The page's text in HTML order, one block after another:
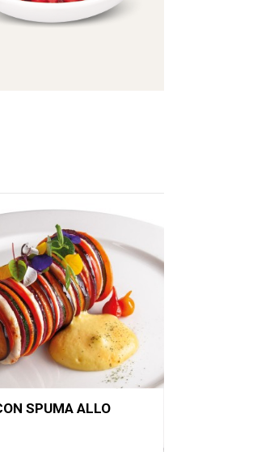
SPUMA ALLO